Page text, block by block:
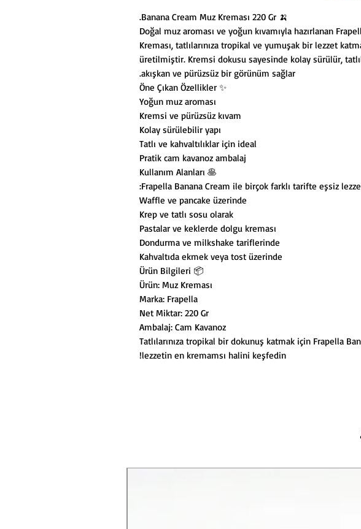
🍌 Banana Cream Muz Kreması 220 Gr.
Doğal muz aroması ve yoğun kıvamıyla hazırlanan
Kreması, tatlılarınıza tropikal ve yumuşak bir lezzet
üretilmiştir. Kremsi dokusu sayesinde kolay sürülür,
akışkan ve pürüzsüz bir görünüm sağlar.
✨ Öne Çıkan Özellikler
Yoğun muz aroması
Kremsi ve pürüzsüz kıvam
Kolay sürülebilir yapı
Tatlı ve kahvaltılıklar için ideal
Pratik cam kavanoz ambalaj
🥞 Kullanım Alanları
Frapella Banana Cream ile birçok farklı tarifte eşsiz
Waffle ve pancake üzerinde
Krep ve tatlı sosu olarak
Pastalar ve keklerde dolgu kreması
Dondurma ve milkshake tariflerinde
Kahvaltıda ekmek veya tost üzerinde
📦 Ürün Bilgileri
Ürün: Muz Kreması
Marka: Frapella
Net Miktar: 220 Gr
Ambalaj: Cam Kavanoz
Tatlılarınıza tropikal bir dokunuş katmak için Frapella
lezzetin en kremamsı halini keşfedin!